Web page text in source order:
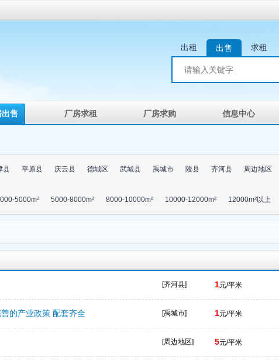
出租 出售 求租
出售 厂房求租 厂房求购 信息中心
县 平原县 庆云县 德城区 武城县 禹城市 陵县 齐河县
周边地区
5000m² 5000-8000m² 8000-10000m² 10000-12000m² 12000m²以上
[齐河县] 1元/平米
的产业政策 配套齐全 [禹城市] 1元/平米
[周边地区] 5元/平米